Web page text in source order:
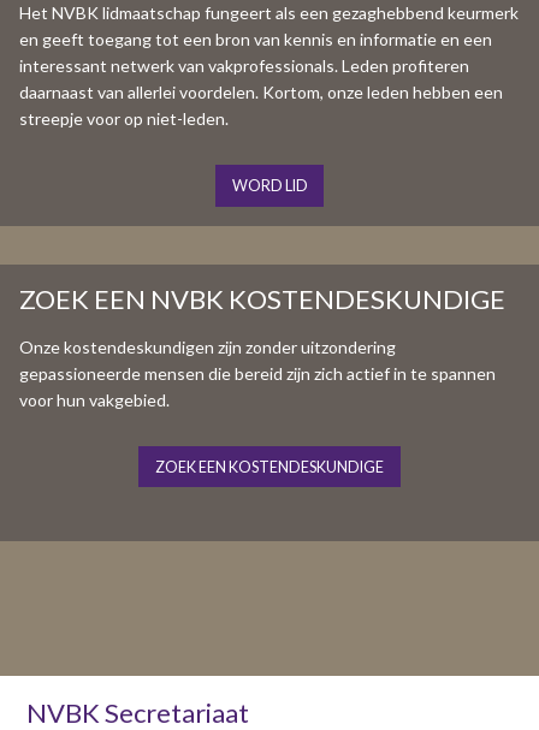
Het NVBK lidmaatschap fungeert als een gezaghebbend keurmerk
en geeft toegang tot een bron van kennis en informatie en een
interessant netwerk van vakprofessionals. Leden profiteren
daarnaast van allerlei voordelen. Kortom, onze leden hebben een
streepje voor op niet-leden.
WORD LID
ZOEK EEN NVBK KOSTENDESKUNDIGE
Onze kostendeskundigen zijn zonder uitzondering
gepassioneerde mensen die bereid zijn zich actief in te spannen
voor hun vakgebied.
ZOEK EEN KOSTENDESKUNDIGE
NVBK Secretariaat